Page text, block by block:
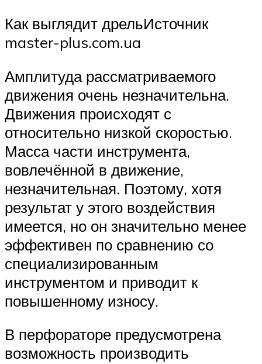
Как выглядит дрельИсточник
master-plus.com.ua
Амплитуда рассматриваемого
движения очень незначительна.
Движения происходят с
относительно низкой скоростью.
Масса части инструмента,
вовлечённой в движение,
незначительная. Поэтому, хотя
результат у этого воздействия
имеется, но он значительно менее
эффективен по сравнению со
специализированным
инструментом и приводит к
повышенному износу.
В перфораторе предусмотрена
возможность производить